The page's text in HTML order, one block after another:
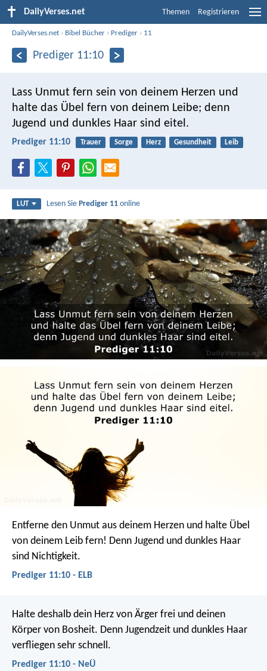
DailyVerses.net Themen Registrieren
DailyVerses.net › Bibel Bücher › Prediger › 11
Prediger 11:10
Lass Unmut fern sein von deinem Herzen und
halte das Übel fern von deinem Leibe; denn
Jugend und dunkles Haar sind eitel.
Prediger 11:10 Trauer Sorge Herz Gesundheit Leib
LUT Lesen SiePrediger 11 online
Entferne den Unmut aus deinem Herzen und halte Übel
von deinem Leib fern! Denn Jugend und dunkles Haar
sind Nichtigkeit.
Prediger 11:10 - ELB
Halte deshalb dein Herz von Ärger frei und deinen
Körper von Bosheit. Denn Jugendzeit und dunkles Haar
verfliegen sehr schnell.
Prediger 11:10 - NeÜ